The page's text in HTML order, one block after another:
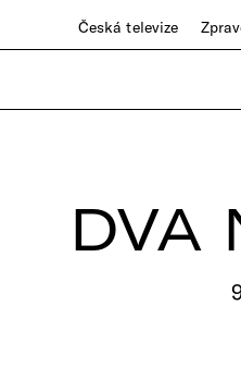
Česká televize
DVA